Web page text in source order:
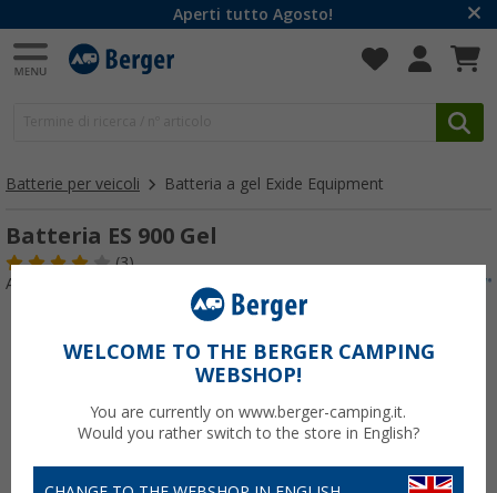
Aperti tutto Agosto!
Batterie per veicoli Batteria a gel Exide Equipment
Batteria ES 900 Gel
(3)
Articolo n: 141000
WELCOME TO THE BERGER CAMPING
WEBSHOP!
You are currently on www.berger-camping.it.
Would you rather switch to the store in English?